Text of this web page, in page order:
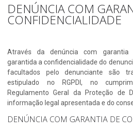
DENÚNCIA COM
CONFIDENCIALIDADE
Através da denúncia com garantia
garantida a confidencialidade do
facultados pelo denunciante são
estipulado no RGPDI, no
Regulamento Geral da Proteção de
informação legal apresentada e do
DENÚNCIA COM GARANTIA DE